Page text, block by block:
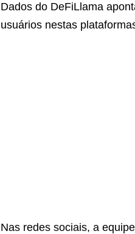
Dados do DeFiLlama
usuários nestas
Nas redes sociais, a